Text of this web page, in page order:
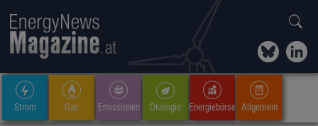
Strom Gas Emissionen Ökologie Energiebörse Allgemein